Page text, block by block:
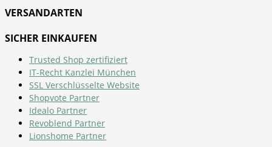
VERSANDARTEN
SICHER EINKAUFEN
Trusted Shop zertifiziert
IT-Recht Kanzlei München
SSL Verschlüsselte Website
Shopvote Partner
Idealo Partner
Revoblend Partner
Lionshome Partner